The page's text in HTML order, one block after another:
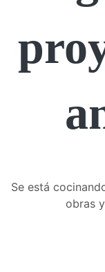
Se está
obras